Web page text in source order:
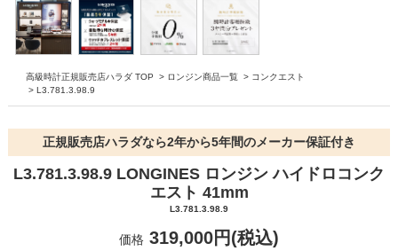
高級時計正規販売店ハラダ TOP > ロンジン商品一覧 > コンクエスト
> L3.781.3.98.9
正規販売店ハラダなら2年から5年間のメーカー保証付き
L3.781.3.98.9 LONGINES ロンジン ハイドロコンク
エスト 41mm
L3.781.3.98.9
価格 319,000円(税込)